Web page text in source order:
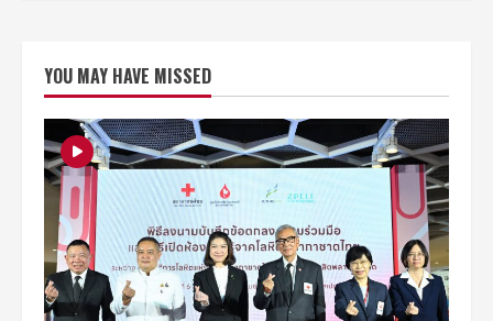
YOU MAY HAVE MISSED